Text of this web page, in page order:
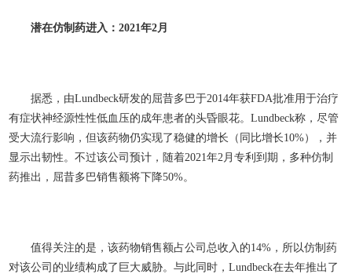
潜在仿制药进入：2021年2月
据悉，由Lundbeck研发的屈昔多巴于2014年获FDA批准用于治疗
有症状神经源性性低血压的成年患者的头昏眼花。Lundbeck称，尽管
受大流行影响，但该药物仍实现了稳健的增长（同比增长10%），并
显示出韧性。不过该公司预计，随着2021年2月专利到期，多种仿制
药推出，屈昔多巴销售额将下降50%。
值得关注的是，该药物销售额占公司总收入的14%，所以仿制药
对该公司的业绩构成了巨大威胁。与此同时，Lundbeck在去年推出了